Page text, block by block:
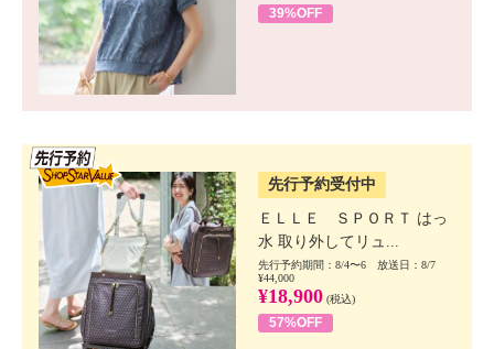
39%OFF
先行予約受付中
ＥＬＬＥ ＳＰＯＲＴ はっ
水 取り外してリュ...
先行予約期間：8/4〜6 放送日：8/7
¥44,000
¥18,900 (税込)
57%OFF